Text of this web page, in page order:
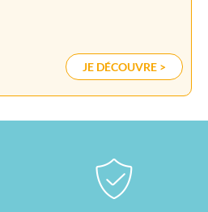
JE DÉCOUVRE >